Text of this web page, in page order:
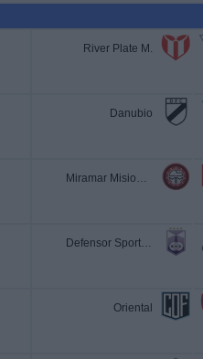
River Plate M.
Danubio
Miramar Misiones
Defensor Sporting
Oriental